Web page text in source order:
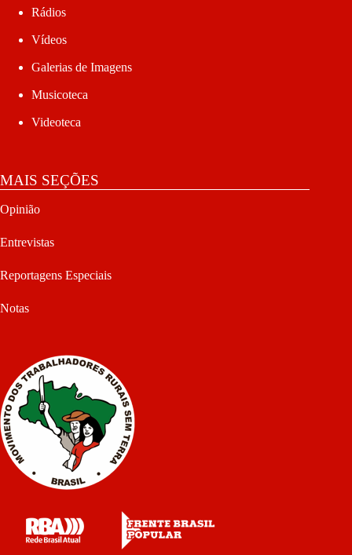
Rádios
Vídeos
Galerias de Imagens
Musicoteca
Videoteca
MAIS SEÇÕES
Opinião
Entrevistas
Reportagens Especiais
Notas